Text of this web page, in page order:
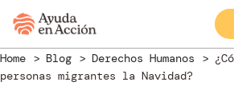
Home Blog Derechos Humanos
personas migrantes la Navidad?